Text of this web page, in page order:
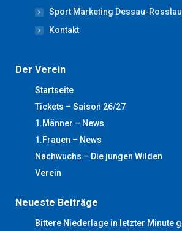
Sport Marketing Dessau-Rosslau
Kontakt
Der Verein
Startseite
Tickets – Saison 26/27
1.Männer – News
1.Frauen – News
Nachwuchs – Die jungen Wilden
Verein
Neueste Beiträge
Bittere Niederlage in letzter Minute